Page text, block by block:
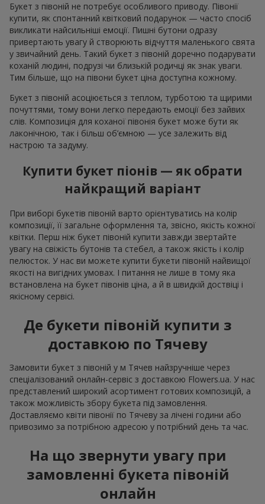
Букет з півоній не потребує особливого приводу. Півонії
купити, як спонтанний квітковий подарунок — часто спосіб
викликати найсильніші емоції. Пишні бутони одразу
привертають увагу й створюють відчуття маленького свята
у звичайний день. Такий букет з півоній доречно подарувати
коханій людині, подрузі чи близькій родичці як знак уваги.
Тим більше, що на півони букет ціна доступна кожному.
Букет з півоній асоціюється з теплом, турботою та щирими
почуттями, тому вони легко передають емоції без зайвих
слів. Композиція для коханої півонія букет може бути як
лаконічною, так і більш об’ємною — усе залежить від
настрою та задуму.
Купити букет піонів — як обрати
найкращий варіант
При виборі букетів півоній варто орієнтуватись на колір
композиції, її загальне оформлення та, звісно, якість кожної
квітки. Перш ніж букет півоній купити завжди звертайте
увагу на свіжість бутонів та стебел, а також якість і колір
пелюсток. У нас ви можете купити букети півоній найвищої
якості на вигідних умовах. І питання не лише в тому яка
встановлена на букет півонів ціна, а й в швидкій доствіці і
якісному сервісі.
Де букети півоній купити з
доставкою по Тячеву
Замовити букет з півоній у м Тячев найзручніше через
спеціалізований онлайн-сервіс з доставкою Flowers.ua. У нас
представлений широкий асортимент готових композицій, а
також можливість збору букета під замовлення.
Доставляємо квіти півонії по Тячеву за лічені години або
привозимо за потрібною адресою у потрібний день та час.
На що звернути увагу при
замовленні букета півоній
онлайн